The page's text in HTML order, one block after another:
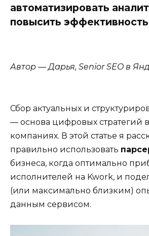
автоматизировать
повысить
Автор — Дарья, Senior SEO в
Сбор актуальных и
— основа цифровых стратегий
компаниях. В этой статье я
правильно использовать
бизнеса, когда оптимально
исполнителей на Kwork, и
(или максимально близким)
данным сервисом.